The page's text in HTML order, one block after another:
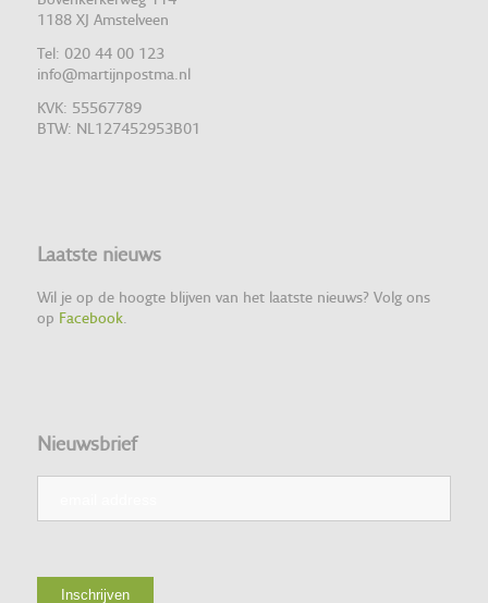
1188 XJ Amstelveen
Tel: 020 44 00 123
info@martijnpostma.nl
KVK: 55567789
BTW: NL127452953B01
Laatste nieuws
Wil je op de hoogte blijven van het laatste nieuws? Volg ons
op Facebook.
Nieuwsbrief